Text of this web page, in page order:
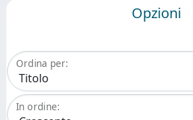
Opzioni
Ordina per:
In ordine: